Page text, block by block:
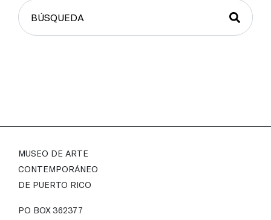
MUSEO DE ARTE
CONTEMPORÁNEO
DE PUERTO RICO
PO BOX 362377